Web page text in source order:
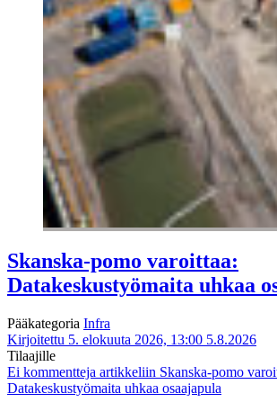
Skanska-pomo varoittaa:
Datakeskustyömaita uhkaa
Pääkategoria Infra
Kirjoitettu 5. elokuuta 2026, 13:00 5.8.2026
Tilaajille
Ei kommentteja artikkeliin Skanska-pomo
Datakeskustyömaita uhkaa osaajapula